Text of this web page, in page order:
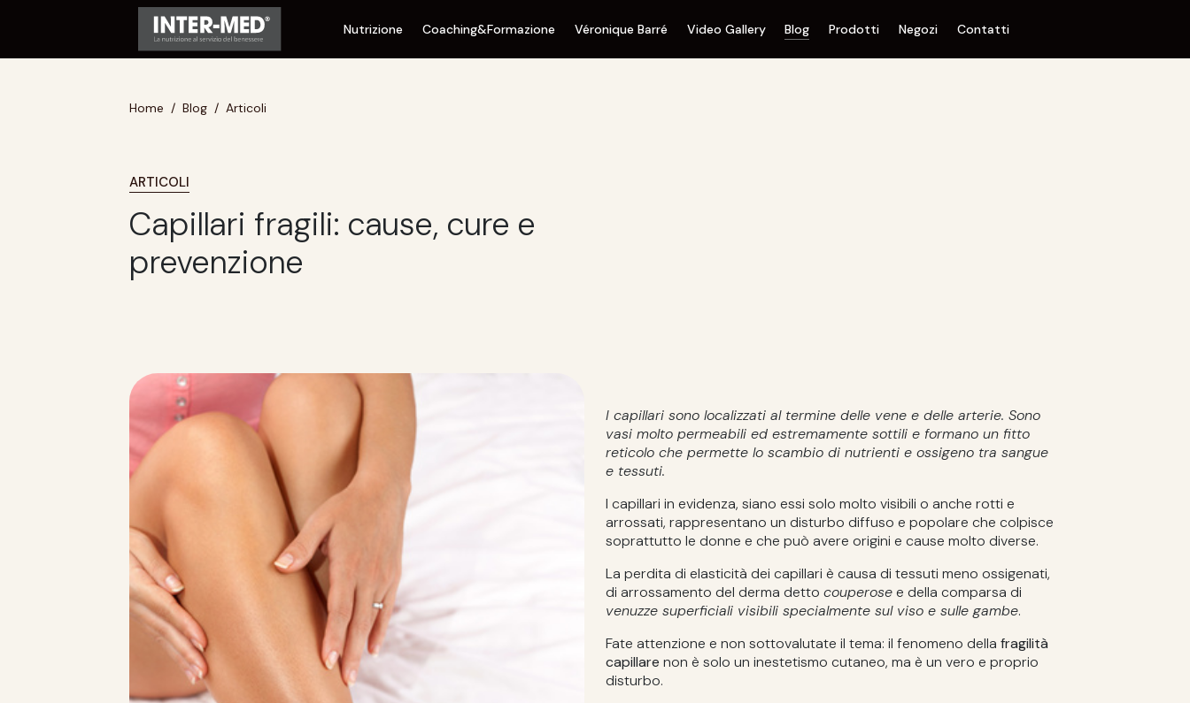
Nutrizione Coaching&Formazione Véronique Barré Video Gallery Blog Prodotti Negozi Contatti
Home Blog Articoli
ARTICOLI
Capillari fragili: cause, cure e
prevenzione
I capillari sono localizzati al termine delle vene e delle arterie. Sono
vasi molto permeabili ed estremamente sottili e formano un fitto
reticolo che permette lo scambio di nutrienti e ossigeno tra sangue
e tessuti.
I capillari in evidenza, siano essi solo molto visibili o anche rotti e
arrossati, rappresentano un disturbo diffuso e popolare che colpisce
soprattutto le donne e che può avere origini e cause molto diverse.
La perdita di elasticità dei capillari è causa di tessuti meno ossigenati,
di arrossamento del derma detto couperosee della comparsa di
venuzze superficiali visibili specialmente sul viso e sulle gambe.
Fate attenzione e non sottovalutate il tema: il fenomeno della fragilità
capillare non è solo un inestetismo cutaneo, ma è un vero e proprio
disturbo.